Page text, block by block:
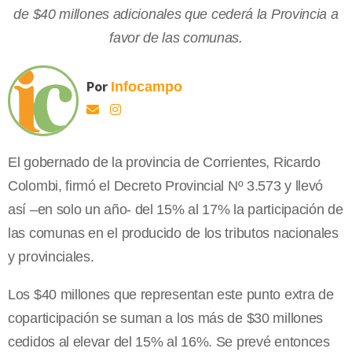
de $40 millones adicionales que cederá la Provincia a
favor de las comunas.
Por Infocampo
El gobernado de la provincia de Corrientes, Ricardo
Colombi, firmó el Decreto Provincial Nº 3.573 y llevó
así –en solo un año- del 15% al 17% la participación de
las comunas en el producido de los tributos nacionales
y provinciales.
Los $40 millones que representan este punto extra de
coparticipación se suman a los más de $30 millones
cedidos al elevar del 15% al 16%. Se prevé entonces